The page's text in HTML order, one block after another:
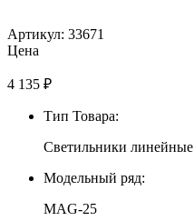
Артикул: 33671
Цена
4 135 ₽
Тип Товара:
Светильники линейные
Модельный ряд:
MAG-25